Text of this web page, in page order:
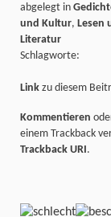
abgelegt in
und Kultur, Lesen
Literatur
Schlagworte:
Link zu diesem
Kommentieren
einem Trackback
Trackback URI.